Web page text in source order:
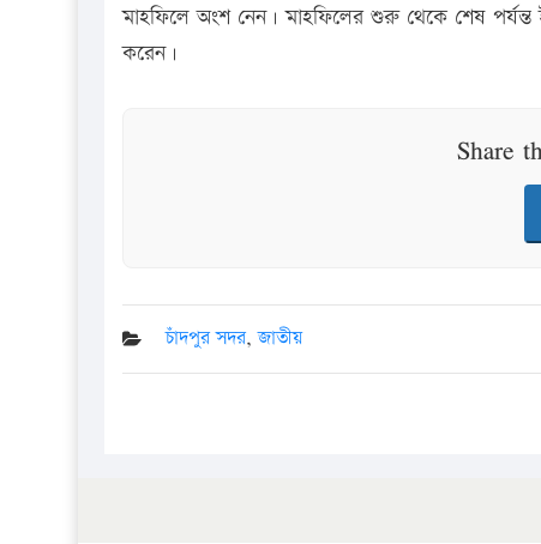
মাহফিলে অংশ নেন। মাহফিলের শুরু থেকে শেষ পর্যন্ত
করেন।
Share
চাঁদপুর সদর,জাতীয়